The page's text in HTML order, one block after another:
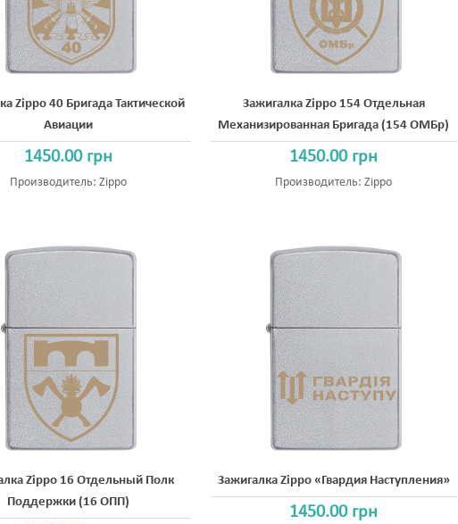
Zippo 40 Бригада Тактической
Авиации
1450.00 грн
Производитель:Zippo
Зажигалка Zippo 154 Отдельная
Механизированная Бригада (154 ОМБр)
1450.00 грн
Производитель:Zippo
Zippo 16 Отдельный Полк
Поддержки (16 ОПП)
Зажигалка Zippo «Гвардия Наступления»
1450.00 грн